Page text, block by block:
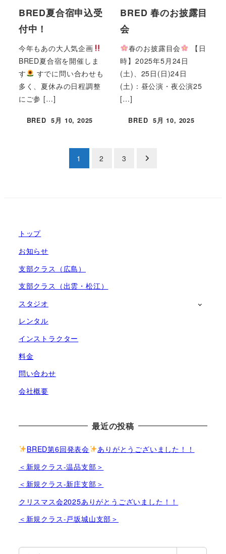
BRED夏合宿申込受
付中！
今年もあの大人気企画
BRED夏合宿を開催しま
す
すでに問い合わせも
多く、夏休みの日程調整
にご参 […]
BRED
投稿日
5月 10, 2025
BRED 春のお披露目
会
春のお披露目会
【日
時】2025年5月24日
(土)、25日(日)24日
(土)：昼公演・夜公演25
[…]
BRED
投稿日
5月 10, 2025
ー
ジ
送
り
1 2 3
トップ
お知らせ
支部クラス（広島）
支部クラス（出雲・松江）
スタジオ
レンタル
インストラクター
料金
問い合わせ
会社概要
最近の投稿
BRED第6回発表会
ありがとうございました！！
＜新規クラス-温品支部＞
＜新規クラス-新庄支部＞
クリスマス会2025ありがとうございました！！
＜新規クラス-戸坂城山支部＞